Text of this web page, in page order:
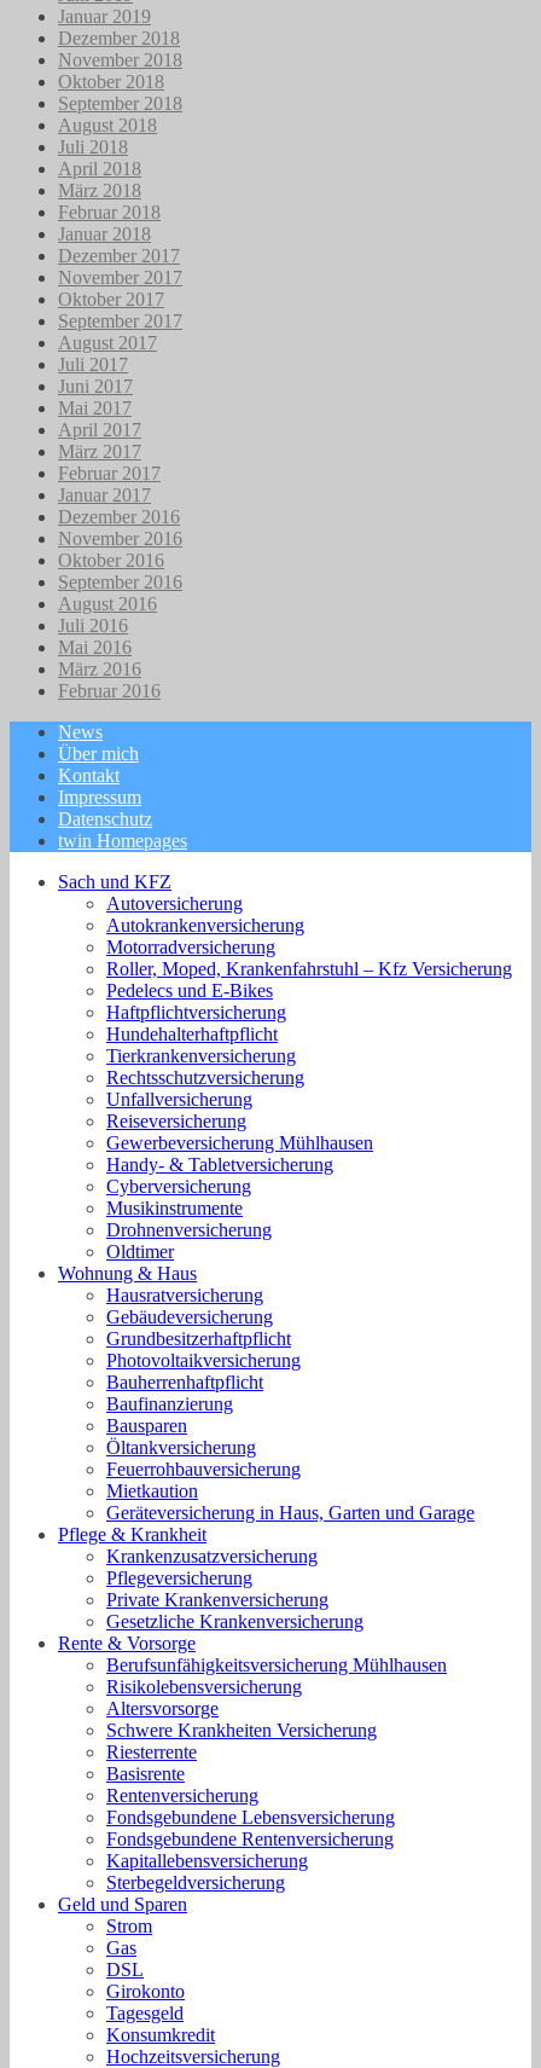
Januar 2019
Dezember 2018
November 2018
Oktober 2018
September 2018
August 2018
Juli 2018
April 2018
März 2018
Februar 2018
Januar 2018
Dezember 2017
November 2017
Oktober 2017
September 2017
August 2017
Juli 2017
Juni 2017
Mai 2017
April 2017
März 2017
Februar 2017
Januar 2017
Dezember 2016
November 2016
Oktober 2016
September 2016
August 2016
Juli 2016
Mai 2016
März 2016
Februar 2016
News
Über mich
Kontakt
Impressum
Datenschutz
twin Homepages
Sach und KFZ
Autoversicherung
Autokrankenversicherung
Motorradversicherung
Roller, Moped, Krankenfahrstuhl – Kfz Versicherung
Pedelecs und E-Bikes
Haftpflichtversicherung
Hundehalterhaftpflicht
Tierkrankenversicherung
Rechtsschutzversicherung
Unfallversicherung
Reiseversicherung
Gewerbeversicherung Mühlhausen
Handy- & Tabletversicherung
Cyberversicherung
Musikinstrumente
Drohnenversicherung
Oldtimer
Wohnung & Haus
Hausratversicherung
Gebäudeversicherung
Grundbesitzerhaftpflicht
Photovoltaikversicherung
Bauherrenhaftpflicht
Baufinanzierung
Bausparen
Öltankversicherung
Feuerrohbauversicherung
Mietkaution
Geräteversicherung in Haus, Garten und Garage
Pflege & Krankheit
Krankenzusatzversicherung
Pflegeversicherung
Private Krankenversicherung
Gesetzliche Krankenversicherung
Rente & Vorsorge
Berufs­unfähigkeitsversicherung Mühlhausen
Risikolebensversicherung
Altersvorsorge
Schwere Krankheiten Versicherung
Riesterrente
Basisrente
Rentenversicherung
Fondsgebundene Lebensversicherung
Fondsgebundene Rentenversicherung
Kapitallebensversicherung
Sterbegeldversicherung
Geld und Sparen
Strom
Gas
DSL
Girokonto
Tagesgeld
Konsumkredit
Hochzeitsversicherung